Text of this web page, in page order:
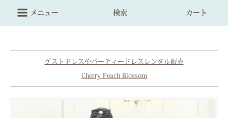
メニュー 検索 カート
ゲストドレスやパーティードレスレンタル販売
Cherry Peach Blossom